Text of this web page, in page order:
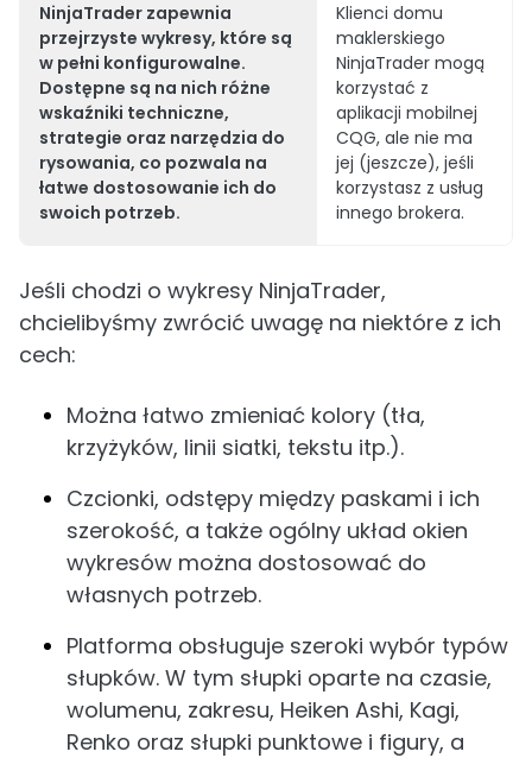
NinjaTrader zapewnia
przejrzyste wykresy, które są
w pełni konfigurowalne.
Dostępne są na nich różne
wskaźniki techniczne,
strategie oraz narzędzia do
rysowania, co pozwala na
łatwe dostosowanie ich do
swoich potrzeb.
Klienci domu
maklerskiego
NinjaTrader mogą
korzystać z
aplikacji mobilnej
CQG, ale nie ma
jej (jeszcze), jeśli
korzystasz z usług
innego brokera.
Jeśli chodzi o wykresy NinjaTrader,
chcielibyśmy zwrócić uwagę na niektóre z ich
cech:
Można łatwo zmieniać kolory (tła,
krzyżyków, linii siatki, tekstu itp.).
Czcionki, odstępy między paskami i ich
szerokość, a także ogólny układ okien
wykresów można dostosować do
własnych potrzeb.
Platforma obsługuje szeroki wybór typów
słupków. W tym słupki oparte na czasie,
wolumenu, zakresu, Heiken Ashi, Kagi,
Renko oraz słupki punktowe i figury, a